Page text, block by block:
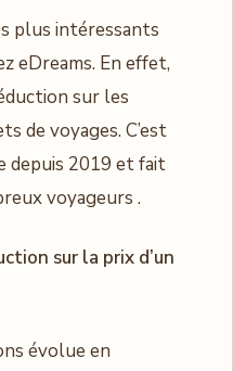
plus intéressants
eDreams. En effet,
sur les
de voyages. C’est
depuis 2019 et fait
voyageurs .
sur la prix d’un
évolue en